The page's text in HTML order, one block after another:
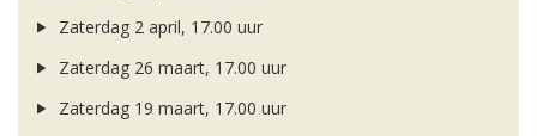
Zaterdag 2 april, 17.00 uur
Zaterdag 26 maart, 17.00 uur
Zaterdag 19 maart, 17.00 uur